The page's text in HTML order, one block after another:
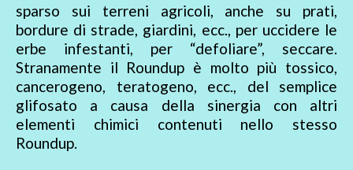
sparso sui terreni agricoli, anche su prati,
bordure di strade, giardini, ecc., per uccidere le
erbe infestanti, per “defoliare”, seccare.
Stranamente il Roundup è molto più tossico,
cancerogeno, teratogeno, ecc., del semplice
glifosato a causa della sinergia con altri
elementi chimici contenuti nello stesso
Roundup.